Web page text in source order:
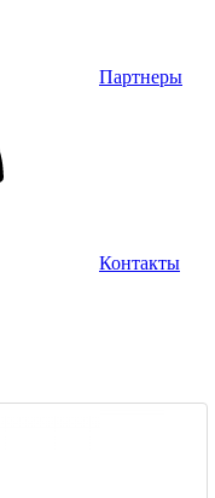
Партнеры
Контакты